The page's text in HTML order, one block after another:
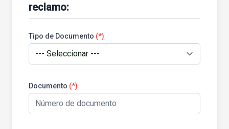
reclamo:
Tipo de Documento (*)
Documento (*)